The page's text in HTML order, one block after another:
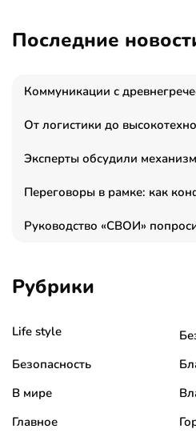
Последние
Рубрики
Life style
Безопасность
В мире
Главное